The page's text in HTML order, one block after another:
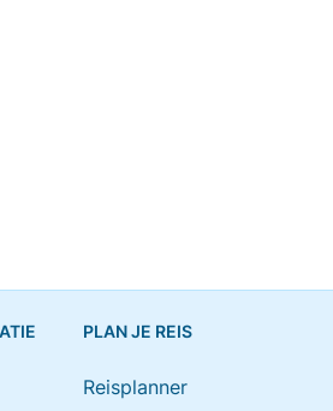
PLAN JE REIS
Reisplanner